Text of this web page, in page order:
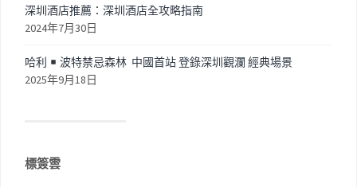
深圳酒店推薦：深圳酒店全攻略指南
2024年7月30日
哈利
波特禁忌森林 中國首站 登錄深圳觀瀾 經典場景
2025年9月18日
標簽雲